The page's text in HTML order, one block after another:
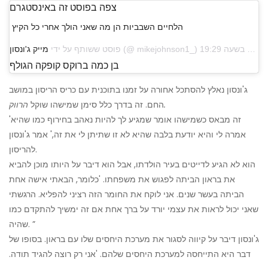
צפה בפוסט זה באינסטגרם
הלחיים השבביות הן מה שאני הולך אחרי כל הקיץ
פוסט ששותף על ידי מייק ג'ונסון
בן כמה ברוקס קופקה הגולף
ג'ונסון נאלץ להסתכל אחורה על זמנו בתוכנית עם כריס הריסון במושב
החם. זה בדרך כלל סימן שמישהו שוקלהרווק.
'זה מבאס כשמישהו אומר שמגיע לך להיות נאהב בחירוף כמו שהיא
אמרה לי והיא יודעת בלבה שהיא לא זו שתיתן לי את זה,' אמר ג'ונסון
להריסון.
הוא לא הגיע לדייטים בעיר הולדתו, אבל הוא דיבר על היותו מוכן להביא
את בראון הביתה לפגוש את משפחתו. 'כלומר, הבאתי אישה אחת
הביתה בעשר שנים. אני לוקח את החומר הזה רציני להפליא. הרגשתי
שאני יכול לראות את עצמי יורד על ברך אחת אם זה ימשיך להתקדם כמו
שהיה. ”
ג'ונסון דיבר על קיווה לסגור את מערכת היחסים שלו עם בראון. בסופו של
דבר היא התייחסה למערכת היחסים שלהם. 'אני רק רוצה להגיד תודה.